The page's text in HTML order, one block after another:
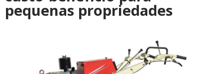
pequenas propriedades